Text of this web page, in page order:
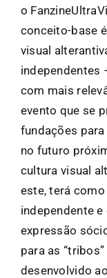
o
conceito-base
visual
independentes
com mais
evento que se
fundações
no futuro
cultura visual
este, terá
independente
expressão
para as
desenvolvido